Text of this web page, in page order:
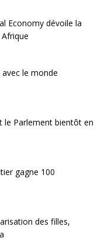
Economy dévoile la
avec le monde
le Parlement bientôt en
gagne 100
des filles,